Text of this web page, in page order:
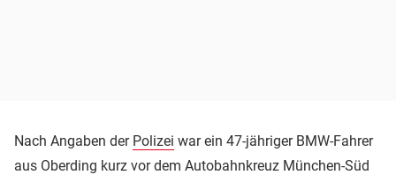
Nach Angaben der Polizei war ein 47-jähriger BMW-Fahrer
aus Oberding kurz vor dem Autobahnkreuz München-Süd